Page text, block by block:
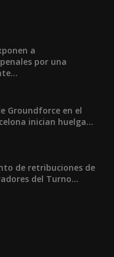
a
por una
Groundforce en el
inician huelga...
de retribuciones de
del Turno...